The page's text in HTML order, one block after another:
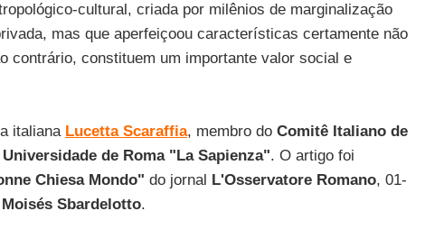
cultural, criada por milênios de marginalização
mas que aperfeiçoou características certamente não
contrário, constituem um importante valor social e
italiana Lucetta Scaraffia, membro do Comitê Italiano de
Universidade de Roma "La Sapienza". O artigo foi
Chiesa Mondo" do jornal L'Osservatore Romano, 01-
Moisés Sbardelotto.